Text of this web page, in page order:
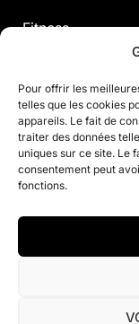
Pour offrir les
telles que les cookies
appareils. Le fait de
traiter des données
uniques sur ce site. Le
consentement peut
fonctions.
Fitness
© 2021 Justine
Privacybeleid